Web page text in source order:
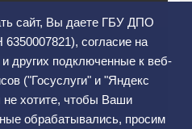
сайт, Вы даете ГБУ ДПО
согласие на
других подключенные к веб-
("Госуслуги" и "Яндекс
хотите, чтобы Ваши
обрабатывались, просим
и
прав